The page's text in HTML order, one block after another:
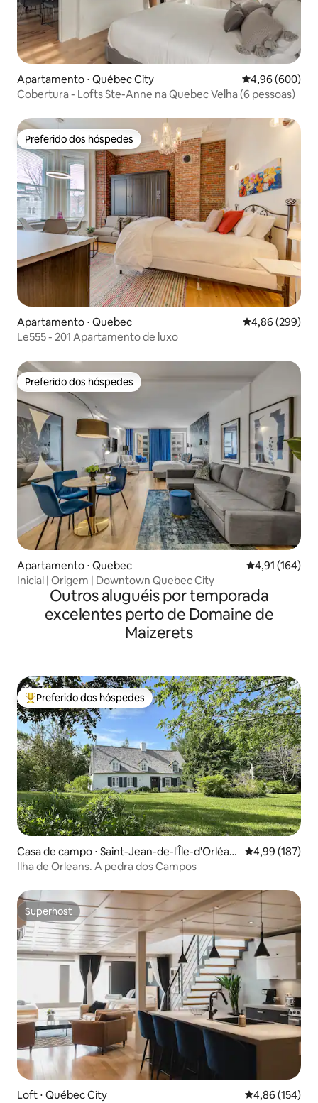
Apartamento ⋅ Québec City 4,96 de uma
4,96 (600)
Cobertura - Lofts Ste-Anne na Quebec Velha (6 pessoas)
Preferido dos hóspedes
Preferido dos hóspedes
Apartamento ⋅ Quebec 4,86 de uma
4,86 (299)
Le555 - 201 Apartamento de luxo
Preferido dos hóspedes
Preferido dos hóspedes
Apartamento ⋅ Quebec 4,91 de uma
4,91 (164)
Inicial | Origem | Downtown Quebec City
Outros aluguéis por temporada
excelentes perto de Domaine de
Maizerets
Entre os melhores preferidos dos hóspedes
Preferido dos hóspedes
Casa de campo ⋅ Saint-Jean-de-l'Île-d'Orléan
s
4,99 de uma
4,99 (187)
Ilha de Orleans. A pedra dos Campos
Superhost
Superhost
Loft ⋅ Québec City 4,86 de uma
4,86 (154)